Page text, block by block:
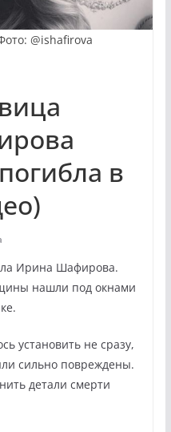
@ishafirova
в
Ирина Шафирова.
нашли под окнами
установить не сразу,
сильно повреждены.
детали смерти